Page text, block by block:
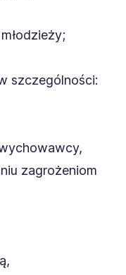
szczególności:
zagrożeniom